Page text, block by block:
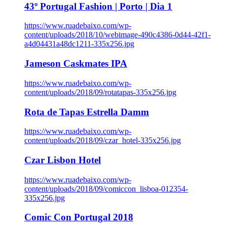
43º Portugal Fashion | Porto | Dia 1
https://www.ruadebaixo.com/wp-
content/uploads/2018/10/webimage-490c4386-0d44-42f1-
a4d04431a48dc1211-335x256.jpg
Jameson Caskmates IPA
https://www.ruadebaixo.com/wp-
content/uploads/2018/09/rotatapas-335x256.jpg
Rota de Tapas Estrella Damm
https://www.ruadebaixo.com/wp-
content/uploads/2018/09/czar_hotel-335x256.jpg
Czar Lisbon Hotel
https://www.ruadebaixo.com/wp-
content/uploads/2018/09/comiccon_lisboa-012354-
335x256.jpg
Comic Con Portugal 2018